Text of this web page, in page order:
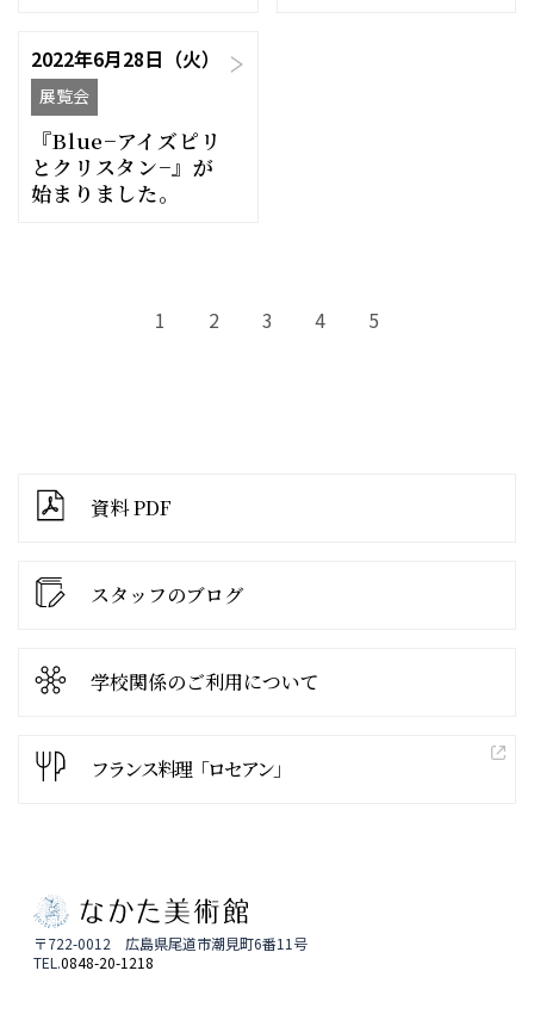
2022年6月28日（火）
展覧会
『Blue−アイズピリ
とクリスタン−』が
始まりました。
1 2 3 4 5
資料 PDF
スタッフのブログ
学校関係のご利用について
フランス料理「ロセアン」
〒722-0012 広島県尾道市潮見町6番11号
TEL.0848-20-1218